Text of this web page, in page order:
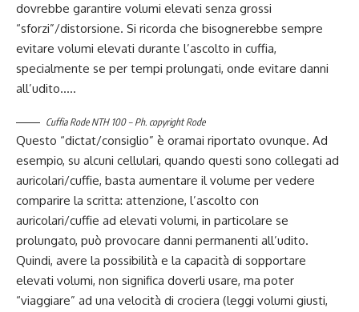
dovrebbe garantire volumi elevati senza grossi
“sforzi”/distorsione. Si ricorda che bisognerebbe sempre
evitare volumi elevati durante l’ascolto in cuffia,
specialmente se per tempi prolungati, onde evitare danni
all’udito…..
Cuffia Rode NTH 100 – Ph. copyright Rode
Questo “dictat/consiglio” è oramai riportato ovunque. Ad
esempio, su alcuni cellulari, quando questi sono collegati ad
auricolari/cuffie, basta aumentare il volume per vedere
comparire la scritta: attenzione, l’ascolto con
auricolari/cuffie ad elevati volumi, in particolare se
prolungato, può provocare danni permanenti all’udito.
Quindi, avere la possibilità e la capacità di sopportare
elevati volumi, non significa doverli usare, ma poter
“viaggiare” ad una velocità di crociera (leggi volumi giusti,